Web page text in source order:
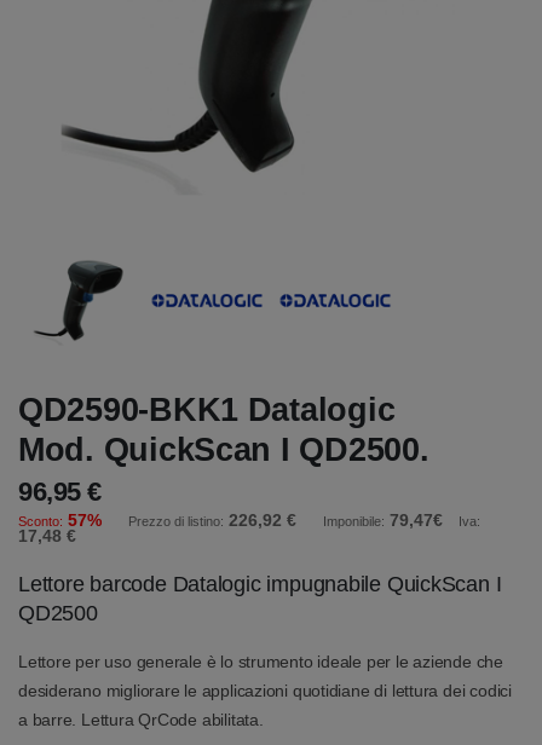
QD2590-BKK1 Datalogic
Mod. QuickScan I QD2500.
96,95 €
Sconto: 57% Prezzo di listino: 226,92 € Imponibile: 79,47€ Iva:
17,48 €
Lettore barcode Datalogic impugnabile QuickScan I
QD2500
Lettore per uso generale è lo strumento ideale per le aziende che
desiderano migliorare le applicazioni quotidiane di lettura dei codici
a barre. Lettura QrCode abilitata.